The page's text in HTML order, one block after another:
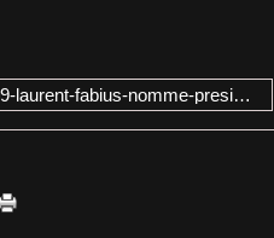
http://www.20minutes.fr/politique/1783035-20160209-laurent-fabius-nomme-president-conseil-constitutionnel-mercredi